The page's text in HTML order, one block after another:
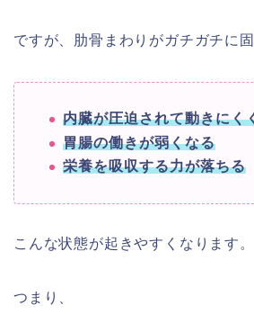
ですが、肋骨まわりがガチガチに
内臓が圧迫されて動きにく
胃腸の働きが弱くなる
栄養を吸収する力が落ちる
こんな状態が起きやすくなります。
つまり、